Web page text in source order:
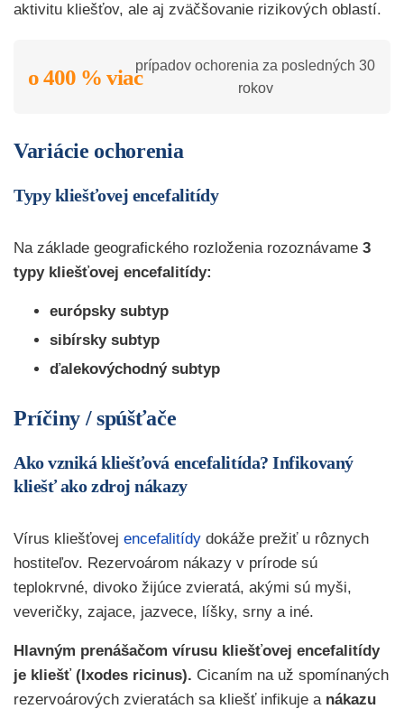
aktivitu kliešťov, ale aj zväčšovanie rizikových oblastí.
o 400 % viacprípadov ochorenia za posledných 30
rokov
Variácie ochorenia
Typy kliešťovej encefalitídy
Na základe geografického rozloženia rozoznávame 3
typy kliešťovej encefalitídy:
európsky subtyp
sibírsky subtyp
ďalekovýchodný subtyp
Príčiny / spúšťače
Ako vzniká kliešťová encefalitída? Infikovaný
kliešť ako zdroj nákazy
Vírus kliešťovej encefalitídy dokáže prežiť u rôznych
hostiteľov. Rezervoárom nákazy v prírode sú
teplokrvné, divoko žijúce zvieratá, akými sú myši,
veveričky, zajace, jazvece, líšky, srny a iné.
Hlavným prenášačom vírusu kliešťovej encefalitídy
je kliešť (Ixodes ricinus). Cicaním na už spomínaných
rezervoárových zvieratách sa kliešť infikuje a nákazu